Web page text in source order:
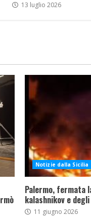
13 luglio 2026
Notizie dalla Sicilia
Palermo, fermata
kalashnikov e
11 giugno 2026